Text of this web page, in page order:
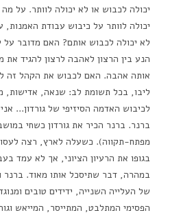
יכולה לכבוש או לא יכולה לוותר. על
יכולה לוותר על כיבוש עבודת
לא יכולה לכבוש אותם? האם מדובר על
הנע בין הרצון לאהבה לרצון להגיד
אותה אהבה. האם לכבוש את הקהל זה
ליבו, בכל תשומת לב: שנאה, אדישות,
לכיבוש האדמה הסיזיפי של גורדון…
ברנר. ברנר הכיר את גורדון כשחי
מפתח-תקווה). כשעלה לארץ, רצה
בגופו את הרעיון הציוני, אך לא עמד
במהרה, דבר שתיסכל אותו מאוד. ברנר
של העלייה השנייה, ידידים טובים
הפסימי המתלבט, המתייסר, המייאש